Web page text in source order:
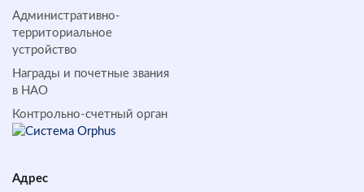
Административно-
территориальное
устройство
Награды и почетные звания
в НАО
Контрольно-счетный орган
Адрес